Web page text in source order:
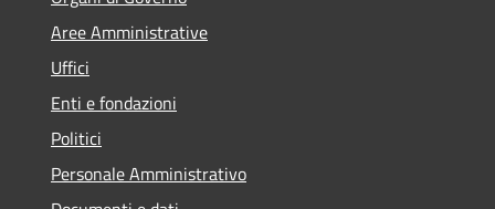
Aree Amministrative
Uffici
Enti e fondazioni
Politici
Personale Amministrativo